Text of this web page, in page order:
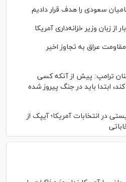
سعودی را هدف قرار دادیم
از زبان وزیر خزانه‌داری آمریکا
عراق به تجاوز اخیر
ترامپ: پیش از آنکه کسی
ابتدا باید در جنگ پیروز شده
در انتخابات آمریکا؛ آیپک از